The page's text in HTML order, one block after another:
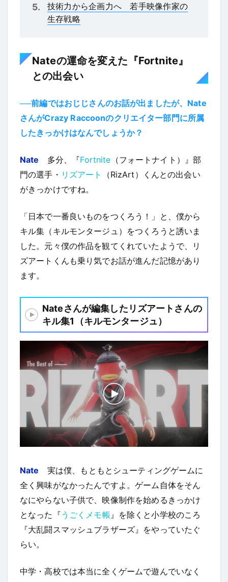
技術力から企画力へ 若手映像作家の
生存戦略
Nateの運命を変えた『Fortnite』
との出会い
──前編ではおじじさんのお話が出ましたが、Nate
さんがCrazy Raccoonのクリエイター部門に所属
したきっかけはなんでしょうか？
Nate 多分、『Fortnite （フォートナイト）』部
門の選手・ リズアート
（RizArt）くんとの出会い
がきっかけですね。
「日本で一番良いものをつくろう！」と、僕から
キル集（キルモンタージュ）をつくろうと誘いま
した。元々僕の作品を観てくれていたようで、リ
ズアートくんも乗り気でお話が進んだ記憶があり
ます。
Nateさんが編集したリズアートさんの
キル集1（キルモンタージュ）
Nate 実は僕、もともとシューティングゲームに
全く興味がなかったんですよ。ゲーム自体をそん
なにやらない子供で、映像制作を始めるきっかけ
となった『 うごくメモ帳』を除くと小学校のころ
『大乱闘スマッシュブラザーズ』をやっていたぐ
らい。
中学・高校では本当に全くゲームで遊んでいなく